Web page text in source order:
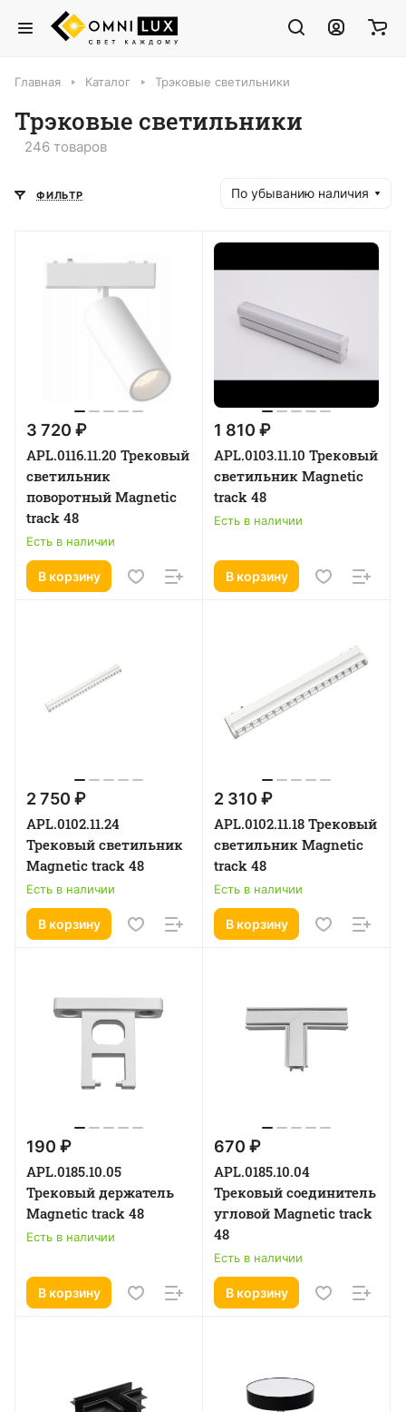
Главная Каталог Трэковые светильники
Трэковые светильники
246 товаров
ФИЛЬТР По убыванию наличия
3 720 ₽
APL.0116.11.20 Трековый
светильник
поворотный Magnetic
track 48
Есть в наличии
В корзину
1 810 ₽
APL.0103.11.10 Трековый
светильник Magnetic
track 48
Есть в наличии
В корзину
2 750 ₽
APL.0102.11.24
Трековый светильник
Magnetic track 48
Есть в наличии
В корзину
2 310 ₽
APL.0102.11.18 Трековый
светильник Magnetic
track 48
Есть в наличии
В корзину
190 ₽
APL.0185.10.05
Трековый держатель
Magnetic track 48
Есть в наличии
В корзину
670 ₽
APL.0185.10.04
Трековый соединитель
угловой Magnetic track
48
Есть в наличии
В корзину